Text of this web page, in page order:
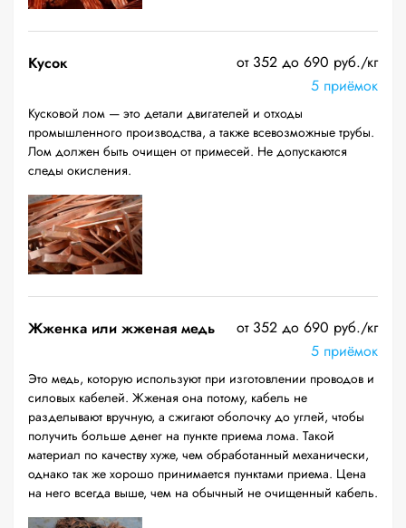
Кусок
от 352 до 690 руб./кг
5 приёмок
Кусковой лом — это детали двигателей и отходы
промышленного производства, а также всевозможные трубы.
Лом должен быть очищен от примесей. Не допускаются
следы окисления.
Жженка или жженая медь
от 352 до 690 руб./кг
5 приёмок
Это медь, которую используют при изготовлении проводов и
силовых кабелей. Жженая она потому, кабель не
разделывают вручную, а сжигают оболочку до углей, чтобы
получить больше денег на пункте приема лома. Такой
материал по качеству хуже, чем обработанный механически,
однако так же хорошо принимается пунктами приема. Цена
на него всегда выше, чем на обычный не очищенный кабель.